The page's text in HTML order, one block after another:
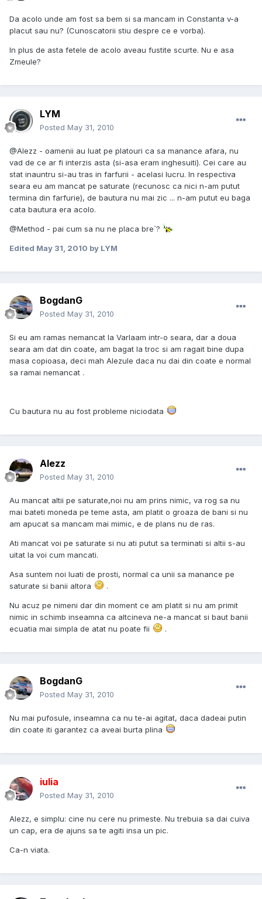
Da acolo unde am fost sa bem si sa mancam in Constanta v-a
placut sau nu? (Cunoscatorii stiu despre ce e vorba).
In plus de asta fetele de acolo aveau fustite scurte. Nu e asa
Zmeule?
LYM
Posted May 31, 2010
@Alezz - oamenii au luat pe platouri ca sa manance afara, nu
vad de ce ar fi interzis asta (si-asa eram inghesuiti). Cei care au
stat inauntru si-au tras in farfurii - acelasi lucru. In respectiva
seara eu am mancat pe saturate (recunosc ca nici n-am putut
termina din farfurie), de bautura nu mai zic ... n-am putut eu baga
cata bautura era acolo.
@Method - pai cum sa nu ne placa bre`?
Edited May 31, 2010 by LYM
BogdanG
Posted May 31, 2010
Si eu am ramas nemancat la Varlaam intr-o seara, dar a doua
seara am dat din coate, am bagat la troc si am ragait bine dupa
masa copioasa, deci mah Alezule daca nu dai din coate e normal
sa ramai nemancat .
Cu bautura nu au fost probleme niciodata
Alezz
Posted May 31, 2010
Au mancat altii pe saturate,noi nu am prins nimic, va rog sa nu
mai bateti moneda pe teme asta, am platit o groaza de bani si nu
am apucat sa mancam mai mimic, e de plans nu de ras.
Ati mancat voi pe saturate si nu ati putut sa terminati si altii s-au
uitat la voi cum mancati.
Asa suntem noi luati de prosti, normal ca unii sa manance pe
saturate si banii altora
.
Nu acuz pe nimeni dar din moment ce am platit si nu am primit
nimic in schimb inseamna ca altcineva ne-a mancat si baut banii
ecuatia mai simpla de atat nu poate fii
.
BogdanG
Posted May 31, 2010
Nu mai pufosule, inseamna ca nu te-ai agitat, daca dadeai putin
din coate iti garantez ca aveai burta plina
iulia
Posted May 31, 2010
Alezz, e simplu: cine nu cere nu primeste. Nu trebuia sa dai cuiva
un cap, era de ajuns sa te agiti insa un pic.
Ca-n viata.